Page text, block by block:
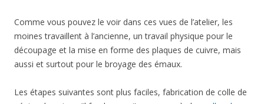
Comme vous pouvez le voir dans ces vues de l’atelier, les
moines travaillent à l’ancienne, un travail physique pour le
découpage et la mise en forme des plaques de cuivre, mais
aussi et surtout pour le broyage des émaux.
Les étapes suivantes sont plus faciles, fabrication de colle de